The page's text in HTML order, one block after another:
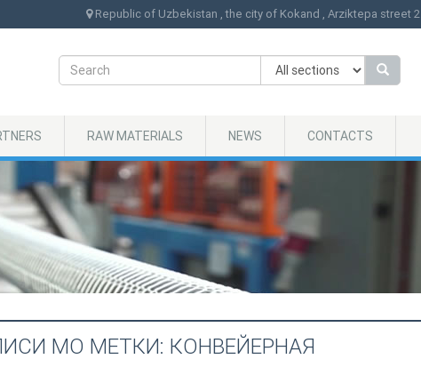
Republic of Uzbekistan , the city of Kokand , Arziktepa street 2
RAW MATERIALS NEWS CONTACTS
МО МЕТКИ: КОНВЕЙЕРНАЯ